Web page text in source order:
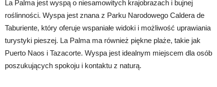
La Palma jest wyspą o niesamowitych krajobrazach i bujnej
roślinności. Wyspa jest znana z Parku Narodowego Caldera de
Taburiente, który oferuje wspaniałe widoki i możliwość uprawiania
turystyki pieszej. La Palma ma również piękne plaże, takie jak
Puerto Naos i Tazacorte. Wyspa jest idealnym miejscem dla osób
poszukujących spokoju i kontaktu z naturą.